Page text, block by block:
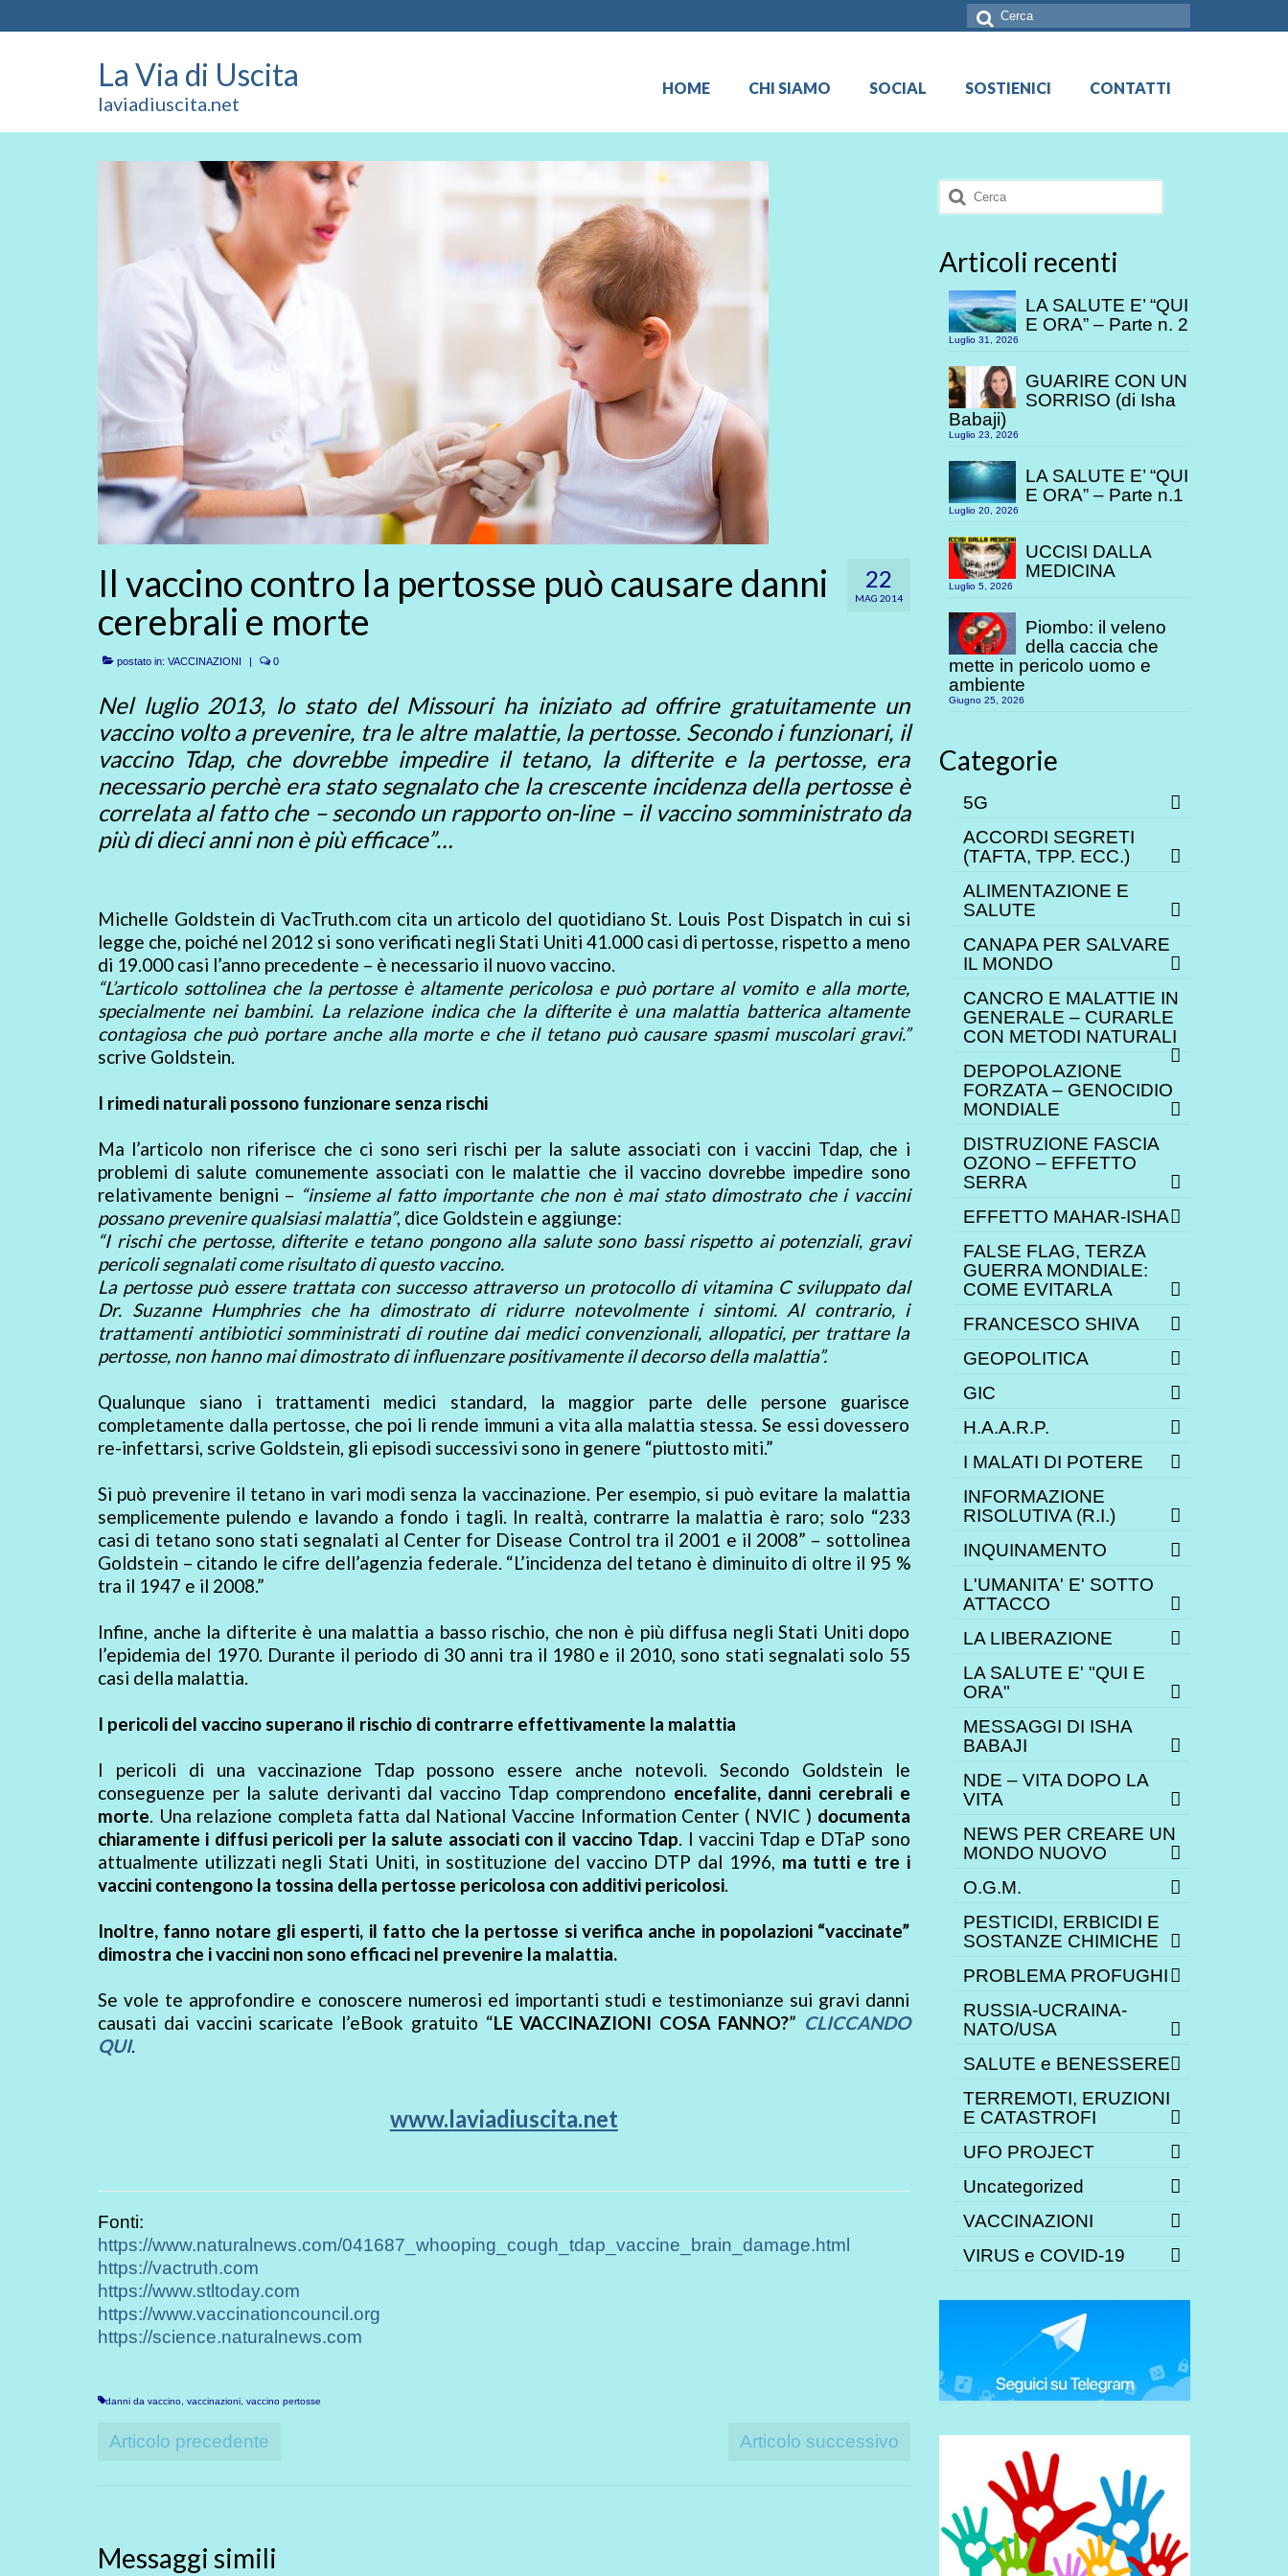
Cerca:
La Via di Uscita
laviadiuscita.net
HOME CHI SIAMO SOCIAL SOSTIENICI CONTATTI
22
MAG 2014
Il vaccino contro la pertosse può causare danni
cerebrali e morte
postato in: VACCINAZIONI | 0
Nel luglio 2013, lo stato del Missouri ha iniziato ad offrire gratuitamente un
vaccino volto a prevenire, tra le altre malattie, la pertosse. Secondo i funzionari, il
vaccino Tdap, che dovrebbe impedire il tetano, la difterite e la pertosse, era
necessario perchè era stato segnalato che la crescente incidenza della pertosse è
correlata al fatto che – secondo un rapporto on-line – il vaccino somministrato da
più di dieci anni non è più efficace”…
Michelle Goldstein di VacTruth.com cita un articolo del quotidiano St. Louis Post Dispatch in cui si
legge che, poiché nel 2012 si sono verificati negli Stati Uniti 41.000 casi di pertosse, rispetto a meno
di 19.000 casi l’anno precedente – è necessario il nuovo vaccino.
“L’articolo sottolinea che la pertosse è altamente pericolosa e può portare al vomito e alla morte,
specialmente nei bambini. La relazione indica che la difterite è una malattia batterica altamente
contagiosa che può portare anche alla morte e che il tetano può causare spasmi muscolari gravi.”
scrive Goldstein.
I rimedi naturali possono funzionare senza rischi
Ma l’articolo non riferisce che ci sono seri rischi per la salute associati con i vaccini Tdap, che i
problemi di salute comunemente associati con le malattie che il vaccino dovrebbe impedire sono
relativamente benigni – “insieme al fatto importante che non è mai stato dimostrato che i vaccini
possano prevenire qualsiasi malattia”, dice Goldstein e aggiunge:
“I rischi che pertosse, difterite e tetano pongono alla salute sono bassi rispetto ai potenziali, gravi
pericoli segnalati come risultato di questo vaccino.
La pertosse può essere trattata con successo attraverso un protocollo di vitamina C sviluppato dal
Dr. Suzanne Humphries che ha dimostrato di ridurre notevolmente i sintomi. Al contrario, i
trattamenti antibiotici somministrati di routine dai medici convenzionali, allopatici, per trattare la
pertosse, non hanno mai dimostrato di influenzare positivamente il decorso della malattia”.
Qualunque siano i trattamenti medici standard, la maggior parte delle persone guarisce
completamente dalla pertosse, che poi li rende immuni a vita alla malattia stessa. Se essi dovessero
re-infettarsi, scrive Goldstein, gli episodi successivi sono in genere “piuttosto miti.”
Si può prevenire il tetano in vari modi senza la vaccinazione. Per esempio, si può evitare la malattia
semplicemente pulendo e lavando a fondo i tagli. In realtà, contrarre la malattia è raro; solo “233
casi di tetano sono stati segnalati al Center for Disease Control tra il 2001 e il 2008” – sottolinea
Goldstein – citando le cifre dell’agenzia federale. “L’incidenza del tetano è diminuito di oltre il 95 %
tra il 1947 e il 2008.”
Infine, anche la difterite è una malattia a basso rischio, che non è più diffusa negli Stati Uniti dopo
l’epidemia del 1970. Durante il periodo di 30 anni tra il 1980 e il 2010, sono stati segnalati solo 55
casi della malattia.
I pericoli del vaccino superano il rischio di contrarre effettivamente la malattia
I pericoli di una vaccinazione Tdap possono essere anche notevoli. Secondo Goldstein le
conseguenze per la salute derivanti dal vaccino Tdap comprendono encefalite, danni cerebrali e
morte. Una relazione completa fatta dal National Vaccine Information Center ( NVIC ) documenta
chiaramente i diffusi pericoli per la salute associati con il vaccino Tdap. I vaccini Tdap e DTaP sono
attualmente utilizzati negli Stati Uniti, in sostituzione del vaccino DTP dal 1996, ma tutti e tre i
vaccini contengono la tossina della pertosse pericolosa con additivi pericolosi.
Inoltre, fanno notare gli esperti, il fatto che la pertosse si verifica anche in popolazioni “vaccinate”
dimostra che i vaccini non sono efficaci nel prevenire la malattia.
Se vole te approfondire e conoscere numerosi ed importanti studi e testimonianze sui gravi danni
causati dai vaccini scaricate l’eBook gratuito “LE VACCINAZIONI COSA FANNO?” CLICCANDO
QUI.
www.laviadiuscita.net
Fonti:
https://www.naturalnews.com/041687_whooping_cough_tdap_vaccine_brain_damage.html
https://vactruth.com
https://www.stltoday.com
https://www.vaccinationcouncil.org
https://science.naturalnews.com
danni da vaccino vaccinazioni vaccino pertosse
Articolo precedente Articolo successivo
Messaggi simili
Cerca:
Articoli recenti
LA SALUTE E’ “QUI
E ORA” – Parte n. 2
Luglio 31, 2026
GUARIRE CON UN
SORRISO (di Isha
Babaji)
Luglio 23, 2026
LA SALUTE E’ “QUI
E ORA” – Parte n.1
Luglio 20, 2026
UCCISI DALLA
MEDICINA
Luglio 5, 2026
Piombo: il veleno
della caccia che
mette in pericolo uomo e
ambiente
Giugno 25, 2026
Categorie
5G
ACCORDI SEGRETI
(TAFTA, TPP. ECC.)
ALIMENTAZIONE E
SALUTE
CANAPA PER SALVARE
IL MONDO
CANCRO E MALATTIE IN
GENERALE – CURARLE
CON METODI NATURALI
DEPOPOLAZIONE
FORZATA – GENOCIDIO
MONDIALE
DISTRUZIONE FASCIA
OZONO – EFFETTO
SERRA
EFFETTO MAHAR-ISHA
FALSE FLAG, TERZA
GUERRA MONDIALE:
COME EVITARLA
FRANCESCO SHIVA
GEOPOLITICA
GIC
H.A.A.R.P.
I MALATI DI POTERE
INFORMAZIONE
RISOLUTIVA (R.I.)
INQUINAMENTO
L'UMANITA' E' SOTTO
ATTACCO
LA LIBERAZIONE
LA SALUTE E' "QUI E
ORA"
MESSAGGI DI ISHA
BABAJI
NDE – VITA DOPO LA
VITA
NEWS PER CREARE UN
MONDO NUOVO
O.G.M.
PESTICIDI, ERBICIDI E
SOSTANZE CHIMICHE
PROBLEMA PROFUGHI
RUSSIA-UCRAINA-
NATO/USA
SALUTE e BENESSERE
TERREMOTI, ERUZIONI
E CATASTROFI
UFO PROJECT
Uncategorized
VACCINAZIONI
VIRUS e COVID-19